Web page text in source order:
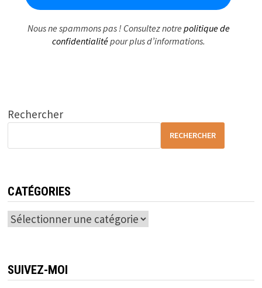
Nous ne spammons pas ! Consultez notre politique de
confidentialitépour plus d’informations.
Rechercher
RECHERCHER
CATÉGORIES
Catégories
SUIVEZ-MOI